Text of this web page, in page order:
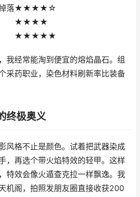
落★★★★☆
★★★★
★★★★★
我经常能淘到便宜的熔焰晶石。组
采药职业，染色材料刷新率比装备
终极奥义
风格不止是颜色。试着把武器染成
，再选个带火焰特效的轻甲。这样
特效会像火遁查克拉一样飘逸。我
机阁，拍照发朋友圈直接收获200